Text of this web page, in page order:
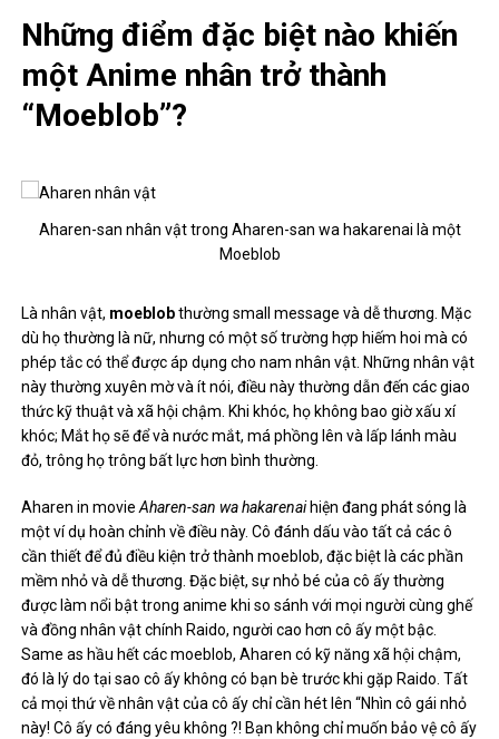
Những điểm đặc biệt nào khiến
một Anime nhân trở thành
“Moeblob”?
Aharen-san nhân vật trong Aharen-san wa hakarenai là một
Moeblob
Là nhân vật, moeblobthường small message và dễ thương. Mặc
dù họ thường là nữ, nhưng có một số trường hợp hiếm hoi mà có
phép tắc có thể được áp dụng cho nam nhân vật. Những nhân vật
này thường xuyên mờ và ít nói, điều này thường dẫn đến các giao
thức kỹ thuật và xã hội chậm. Khi khóc, họ không bao giờ xấu xí
khóc; Mắt họ sẽ để và nước mắt, má phồng lên và lấp lánh màu
đỏ, trông họ trông bất lực hơn bình thường.
Aharen in movieAharen-san wa hakarenaihiện đang phát sóng là
một ví dụ hoàn chỉnh về điều này. Cô đánh dấu vào tất cả các ô
cần thiết để đủ điều kiện trở thành moeblob, đặc biệt là các phần
mềm nhỏ và dễ thương. Đặc biệt, sự nhỏ bé của cô ấy thường
được làm nổi bật trong anime khi so sánh với mọi người cùng ghế
và đồng nhân vật chính Raido, người cao hơn cô ấy một bậc.
Same as hầu hết các moeblob, Aharen có kỹ năng xã hội chậm,
đó là lý do tại sao cô ấy không có bạn bè trước khi gặp Raido. Tất
cả mọi thứ về nhân vật của cô ấy chỉ cần hét lên “Nhìn cô gái nhỏ
này! Cô ấy có đáng yêu không ?! Bạn không chỉ muốn bảo vệ cô ấy